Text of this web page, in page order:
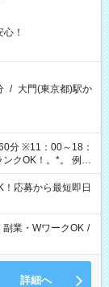
！
/ 大門(東京都)駅か
分 ※11：00～18：
ー/受付/販売/カフェ
品販売/など 様々な
応募から最短即日
副業・WワークOK /
詳細へ